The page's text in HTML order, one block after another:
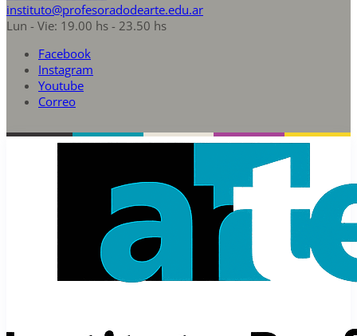
instituto@profesoradodearte.edu.ar
Lun - Vie: 19.00 hs - 23.50 hs
Facebook
Instagram
Youtube
Correo